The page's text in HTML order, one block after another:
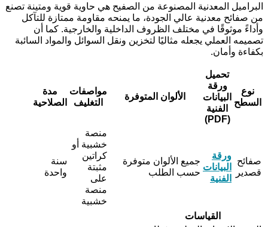
البراميل المعدنية المصنوعة من الصفيح هي حاوية قوية ومتينة تصنع
من صفائح معدنية عالي الجودة، ما يمنحه مقاومة ممتازة للتآكل
وأداءً موثوقًا في مختلف الظروف الداخلية والخارجية. كما أن
تصميمه العملي يجعله مثاليًا لتخزين ونقل السوائل والمواد السائبة
بكفاءة وأمان.
نوع
السطح
تحميل
ورقة
البيانات
الفنية
(PDF)
الألوان المتوفرة
مواصفات
التغليف
مدة
الصلاحية
صفائح
قصدير
ورقة
البيانات
الفنية
جميع الألوان متوفرة
حسب الطلب
منصة
خشبية أو
كراتين
مثبتة
على
منصة
خشبية
سنة
واحدة
القياسات